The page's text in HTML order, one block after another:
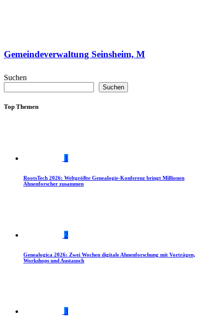
Gemeindeverwaltung Seinsheim, M
Suchen
Suchen
Top Themen
1
RootsTech 2026: Weltgrößte Genealogie-Konferenz bringt Millionen
Ahnenforscher zusammen
2
Genealogica 2026: Zwei Wochen digitale Ahnenforschung mit Vorträgen,
Workshops und Austausch
3